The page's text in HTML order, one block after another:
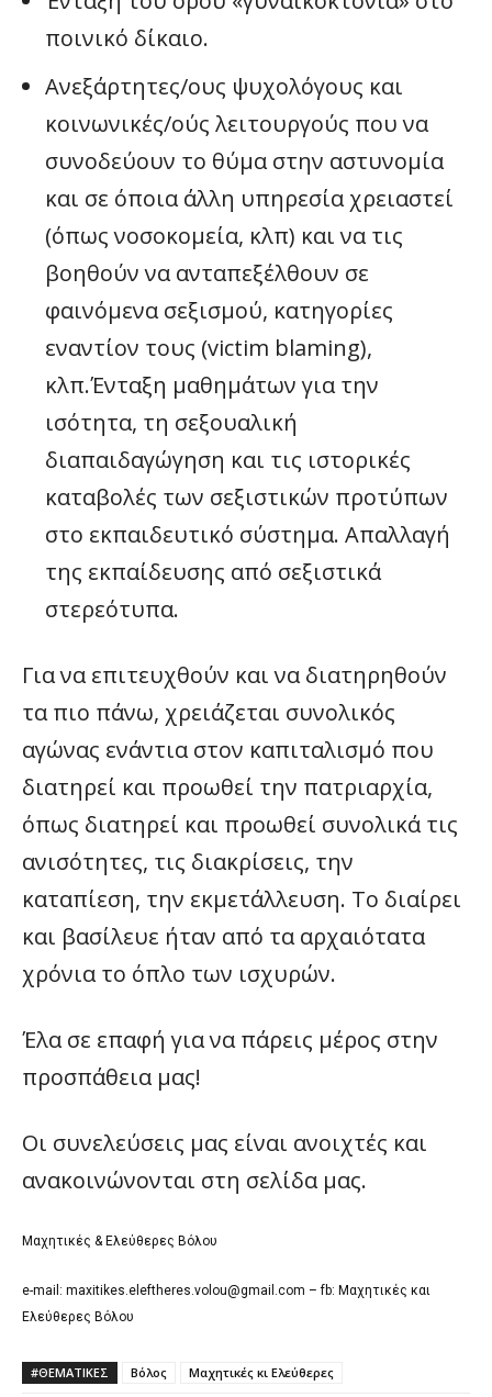
ποινικό δίκαιο.
Ανεξάρτητες/ους ψυχολόγους και
κοινωνικές/ούς λειτουργούς που να
συνοδεύουν το θύμα στην αστυνομία
και σε όποια άλλη υπηρεσία χρειαστεί
(όπως νοσοκομεία, κλπ) και να τις
βοηθούν να ανταπεξέλθουν σε
φαινόμενα σεξισμού, κατηγορίες
εναντίον τους (victim blaming),
κλπ.Ένταξη μαθημάτων για την
ισότητα, τη σεξουαλική
διαπαιδαγώγηση και τις ιστορικές
καταβολές των σεξιστικών προτύπων
στο εκπαιδευτικό σύστημα. Απαλλαγή
της εκπαίδευσης από σεξιστικά
στερεότυπα.
Για να επιτευχθούν και να διατηρηθούν
τα πιο πάνω, χρειάζεται συνολικός
αγώνας ενάντια στον καπιταλισμό που
διατηρεί και προωθεί την πατριαρχία,
όπως διατηρεί και προωθεί συνολικά τις
ανισότητες, τις διακρίσεις, την
καταπίεση, την εκμετάλλευση. Το διαίρει
και βασίλευε ήταν από τα αρχαιότατα
χρόνια το όπλο των ισχυρών.
Έλα σε επαφή για να πάρεις μέρος στην
προσπάθεια μας!
Οι συνελεύσεις μας είναι ανοιχτές και
ανακοινώνονται στη σελίδα μας.
Μαχητικές & Ελεύθερες Βόλου
e-mail: maxitikes.eleftheres.volou@gmail.com – fb: Μαχητικές και
Ελεύθερες Βόλου
#ΘΕΜΑΤΙΚΈΣ Βόλος Μαχητικές κι Ελεύθερες